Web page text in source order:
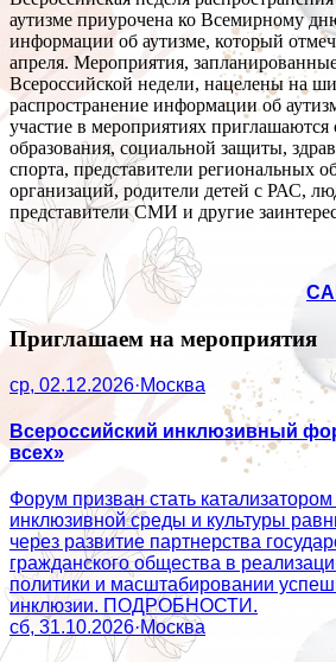
аутизме приурочена ко Всемирному
информации об аутизме, который
апреля. Мероприятия,
Всероссийской недели, нацелены на
распространение информации об
участие в мероприятиях
образования, социальной защиты,
спорта, представители региональных
организаций, родители детей с РАС,
представители СМИ и другие
Приглашаем на мероприятия
ср, 02.12.2026·Москва
Всероссийский инклюзивный
всех»
Форум призван стать
инклюзивной среды и культуры
через развитие партнерства
гражданского общества в
политики и масштабировании
инклюзии. ПОДРОБНОСТИ.
сб, 31.10.2026·Москва